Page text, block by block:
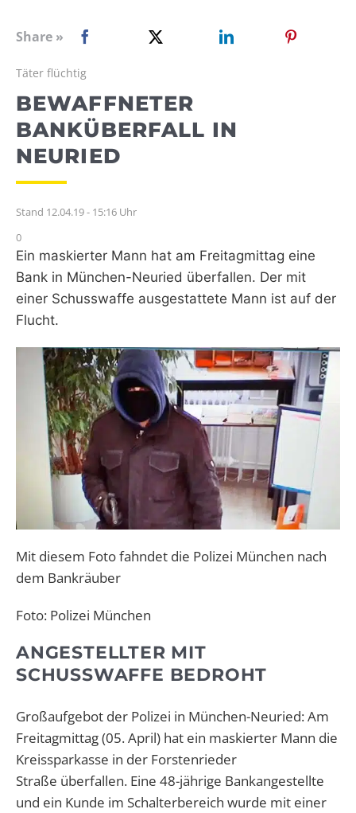
Share »
Täter flüchtig
BEWAFFNETER
BANKÜBERFALL IN
NEURIED
Stand 12.04.19 - 15:16 Uhr
0
Ein maskierter Mann hat am Freitagmittag eine
Bank in München-Neuried überfallen. Der mit
einer Schusswaffe ausgestattete Mann ist auf der
Flucht.
Mit diesem Foto fahndet die Polizei München nach
dem Bankräuber
Foto: Polizei München
ANGESTELLTER MIT
SCHUSSWAFFE BEDROHT
Großaufgebot der Polizei in München-Neuried: Am
Freitagmittag (05. April) hat ein maskierter Mann die
Kreissparkasse in der Forstenrieder
Straße überfallen. Eine 48-jährige Bankangestellte
und ein Kunde im Schalterbereich wurde mit einer